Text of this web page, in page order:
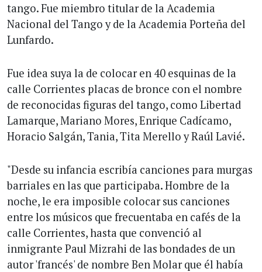
tango. Fue miembro titular de la Academia
Nacional del Tango y de la Academia Porteña del
Lunfardo.
Fue idea suya la de colocar en 40 esquinas de la
calle Corrientes placas de bronce con el nombre
de reconocidas figuras del tango, como Libertad
Lamarque, Mariano Mores, Enrique Cadí­camo,
Horacio Salgán, Tania, Tita Merello y Raúl Lavié.
"Desde su infancia escribía canciones para murgas
barriales en las que participaba. Hombre de la
noche, le era imposible colocar sus canciones
entre los músicos que frecuentaba en cafés de la
calle Corrientes, hasta que convenció al
inmigrante Paul Mizrahi de las bondades de un
autor 'francés' de nombre Ben Molar que él habí­a